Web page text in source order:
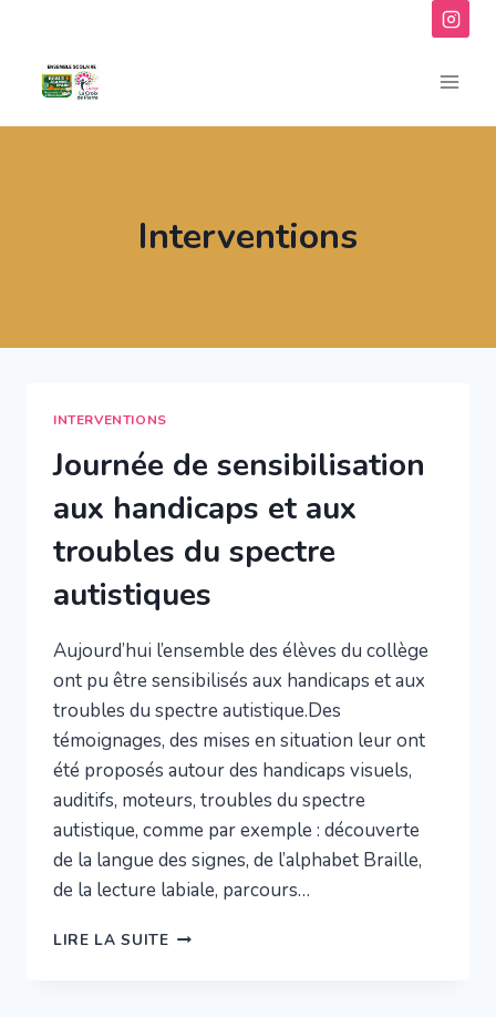
contenu
Interventions
INTERVENTIONS
Journée de sensibilisation
aux handicaps et aux
troubles du spectre
autistiques
Aujourd’hui l’ensemble des élèves du collège
ont pu être sensibilisés aux handicaps et aux
troubles du spectre autistique.Des
témoignages, des mises en situation leur ont
été proposés autour des handicaps visuels,
auditifs, moteurs, troubles du spectre
autistique, comme par exemple : découverte
de la langue des signes, de l’alphabet Braille,
de la lecture labiale, parcours…
LIRE LA SUITEJOURNÉE